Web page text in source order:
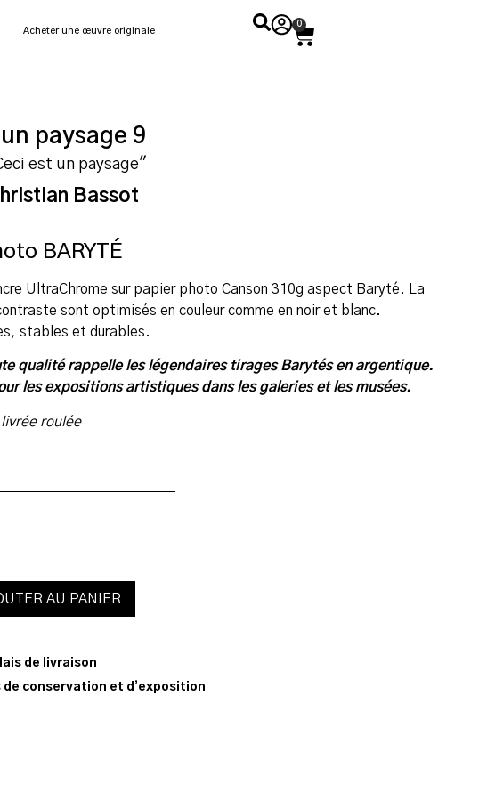
Acheter une œuvre originale
0
paysage 9
est un paysage"
Bassot
BARYTÉ
UltraChrome sur papier photo Canson 310g aspect Baryté. La
sont optimisés en couleur comme en noir et blanc.
stables et durables.
qualité rappelle les légendaires tirages Barytés en argentique.
les expositions artistiques dans les galeries et les musées.
roulée
AU PANIER
de livraison
de conservation et d’exposition